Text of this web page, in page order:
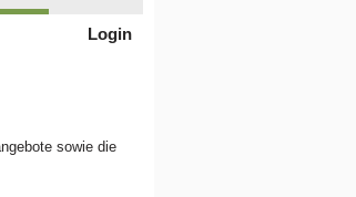
Login
sowie die